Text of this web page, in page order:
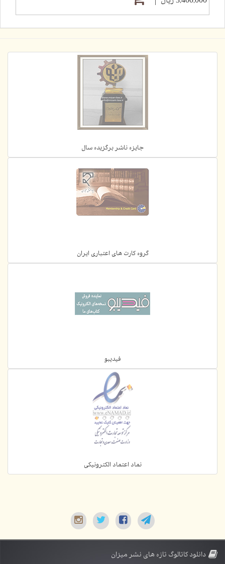
جایزه ناشر برگزیده سال
گروه کارت های اعتباری ایران
فیدیبو
نماد اعتماد الکترونیکی
دانلود کاتالوگ تازه های نشر میزان